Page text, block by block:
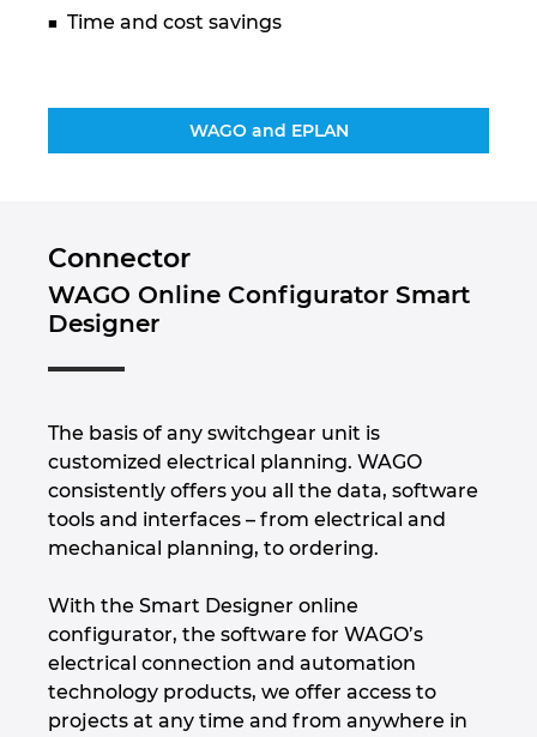
Time and cost savings
WAGO and EPLAN
Connector
WAGO Online Configurator Smart
Designer
The basis of any switchgear unit is
customized electrical planning. WAGO
consistently offers you all the data, software
tools and interfaces – from electrical and
mechanical planning, to ordering.
With the Smart Designer online
configurator, the software for WAGO’s
electrical connection and automation
technology products, we offer access to
projects at any time and from anywhere in
Mađarska
Nemačka
Peru
Poljska
Portugal
Rumunija
Singapur